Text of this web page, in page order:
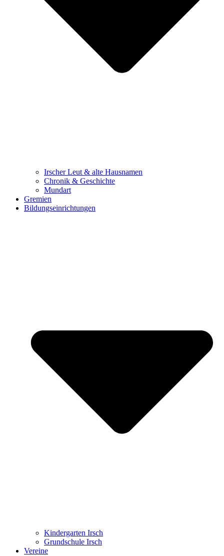
Irscher Leut & alte Hausnamen
Chronik & Geschichte
Mundart
Gremien
Bildungseinrichtungen
Kindergarten Irsch
Grundschule Irsch
Vereine